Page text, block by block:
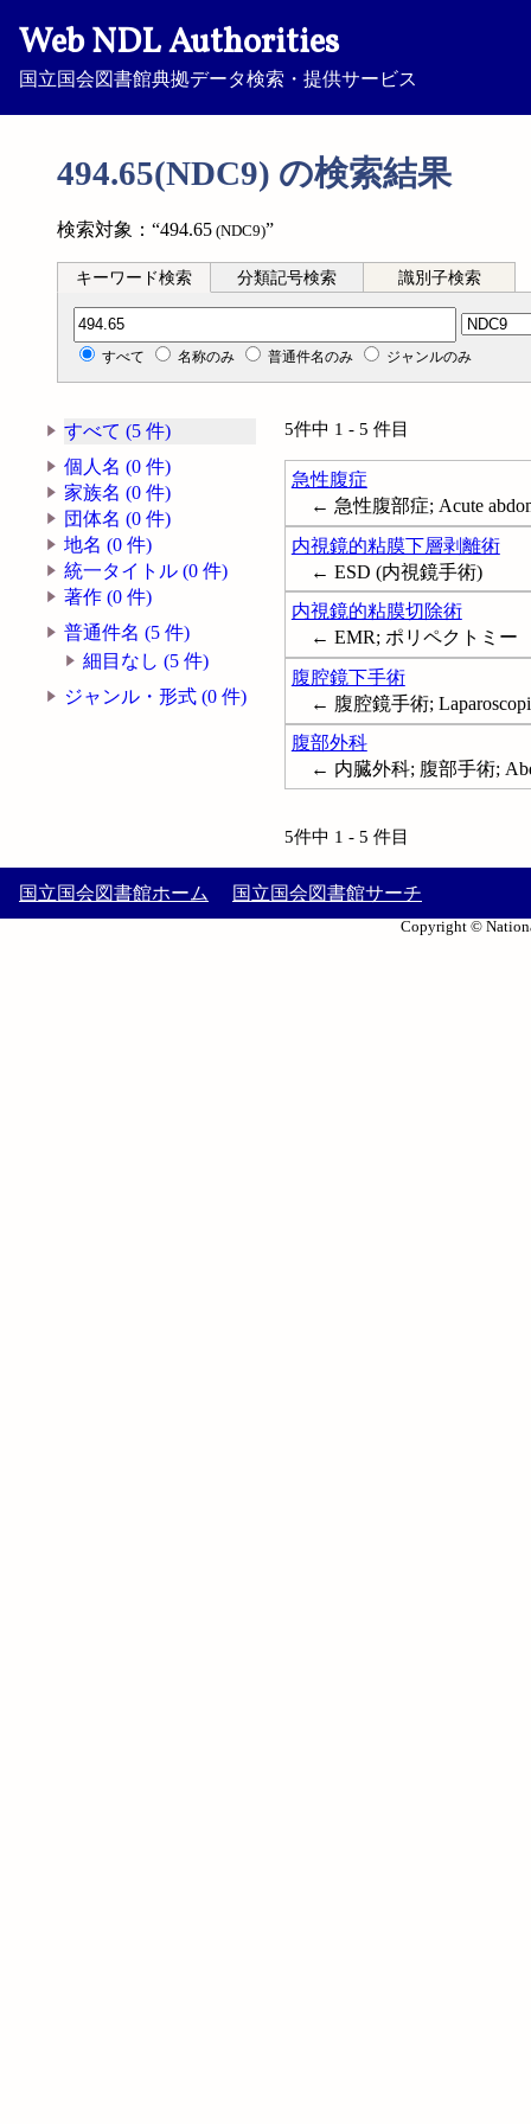
Web NDL Authorities
国立国会図書館典拠データ検索・提供サービス
494.65(NDC9) の検索結果
検索対象：“494.65 (NDC9)”
キーワード検索 分類記号検索 識別子検索
分類記号検索
すべて 名称のみ 普通件名のみ ジャンルのみ
すべて (5 件)
個人名 (0 件)
家族名 (0 件)
団体名 (0 件)
地名 (0 件)
統一タイトル (0 件)
著作 (0 件)
普通件名 (5 件)
細目なし (5 件)
ジャンル・形式 (0 件)
5件中 1 - 5 件目
急性腹症
← 急性腹部症; Acute
内視鏡的粘膜下層剥離術
← ESD (内視鏡手術)
内視鏡的粘膜切除術
← EMR; ポリペクトミー
腹腔鏡下手術
← 腹腔鏡手術;
腹部外科
← 内臓外科; 腹部手術;
5件中 1 - 5 件目
国立国会図書館ホーム 国立国会図書館サーチ
Copyright ©